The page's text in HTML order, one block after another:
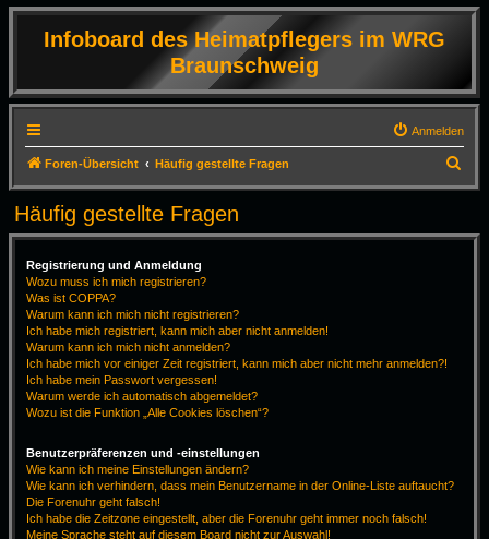
Infoboard des Heimatpflegers im WRG
Braunschweig
Anmelden
Foren-Übersicht Häufig gestellte Fragen
u
h
Häufig gestellte Fragen
Registrierung und Anmeldung
Wozu muss ich mich registrieren?
Was ist COPPA?
Warum kann ich mich nicht registrieren?
Ich habe mich registriert, kann mich aber nicht anmelden!
Warum kann ich mich nicht anmelden?
Ich habe mich vor einiger Zeit registriert, kann mich aber nicht mehr anmelden?!
Ich habe mein Passwort vergessen!
Warum werde ich automatisch abgemeldet?
Wozu ist die Funktion „Alle Cookies löschen“?
Benutzerpräferenzen und -einstellungen
Wie kann ich meine Einstellungen ändern?
Wie kann ich verhindern, dass mein Benutzername in der Online-Liste auftaucht?
Die Forenuhr geht falsch!
Ich habe die Zeitzone eingestellt, aber die Forenuhr geht immer noch falsch!
Meine Sprache steht auf diesem Board nicht zur Auswahl!